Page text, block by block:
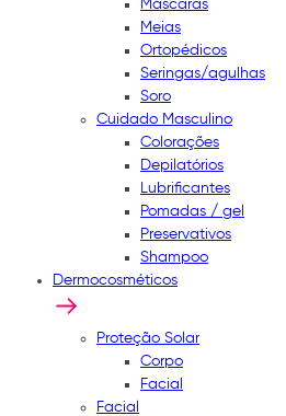
Máscaras
Meias
Ortopédicos
Seringas/agulhas
Soro
Cuidado Masculino
Colorações
Depilatórios
Lubrificantes
Pomadas / gel
Preservativos
Shampoo
Dermocosméticos
Proteção Solar
Corpo
Facial
Facial